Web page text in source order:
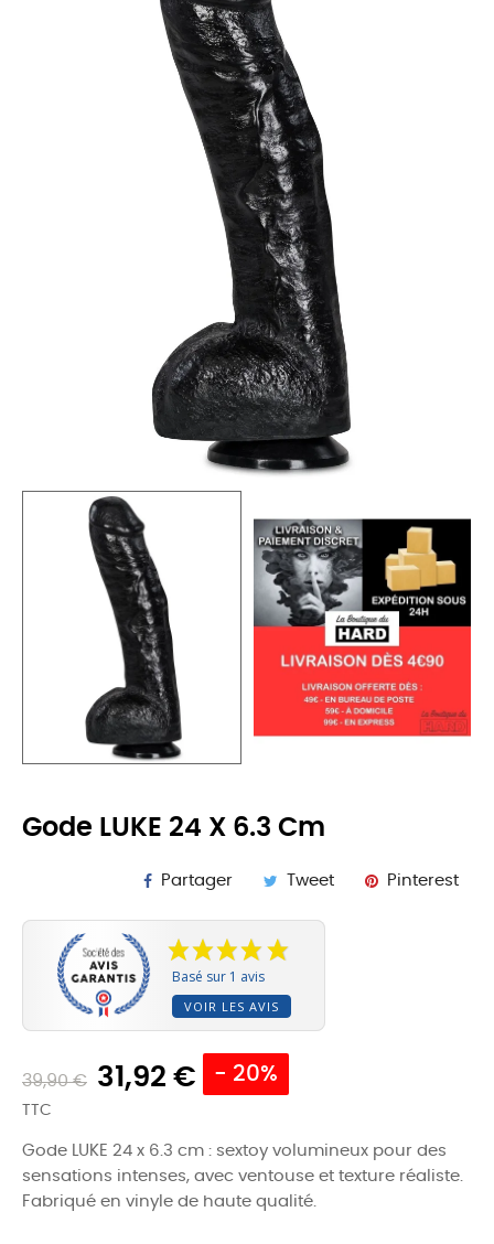
Gode LUKE 24 X 6.3 Cm
Partager Tweet Pinterest
Basé sur 1 avis
VOIR LES AVIS
39,90 € 31,92 € - 20%
TTC
Gode LUKE 24 x 6.3 cm : sextoy volumineux pour des
sensations intenses, avec ventouse et texture réaliste.
Fabriqué en vinyle de haute qualité.